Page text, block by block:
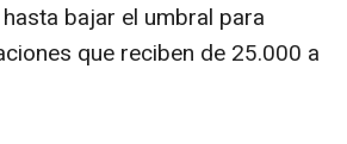
bajar el umbral para
que reciben de 25.000 a